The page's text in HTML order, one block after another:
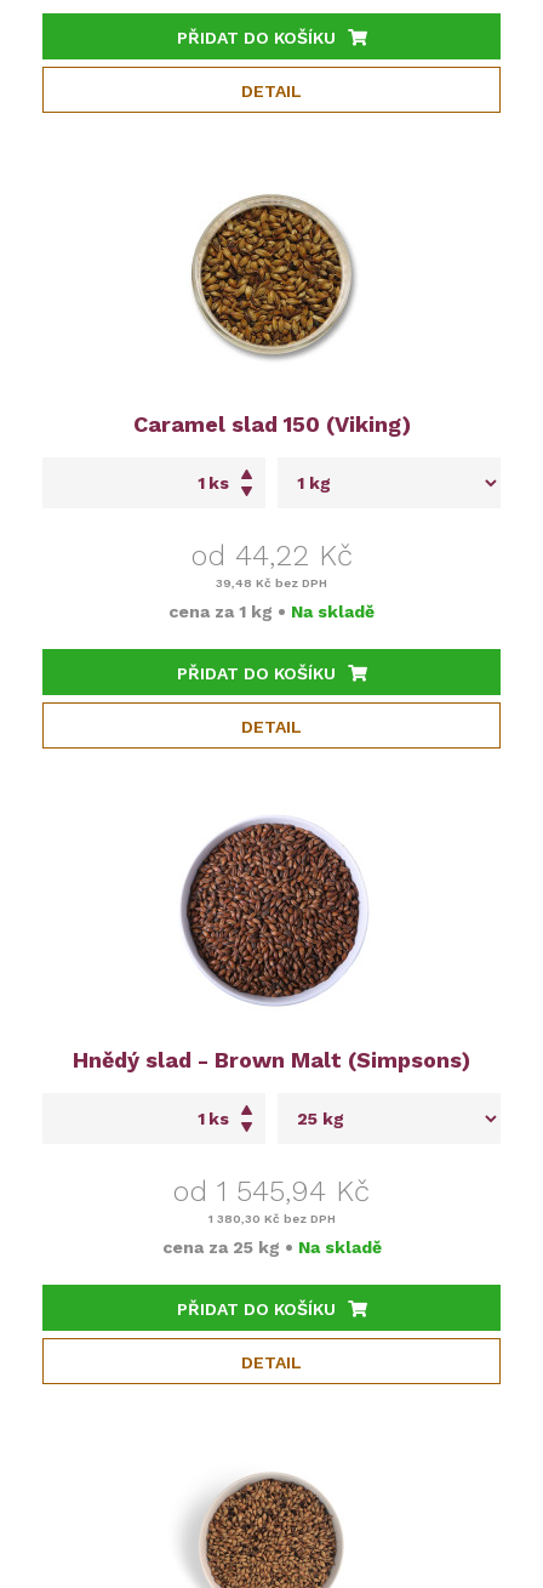
PŘIDAT DO KOŠÍKU
DETAIL
Caramel slad 150 (Viking)
ks
od 44,22 Kč
39,48 Kč bez DPH
cena za 1 kg • Na skladě
PŘIDAT DO KOŠÍKU
DETAIL
Hnědý slad - Brown Malt (Simpsons)
ks
od 1 545,94 Kč
1 380,30 Kč bez DPH
cena za 25 kg • Na skladě
PŘIDAT DO KOŠÍKU
DETAIL